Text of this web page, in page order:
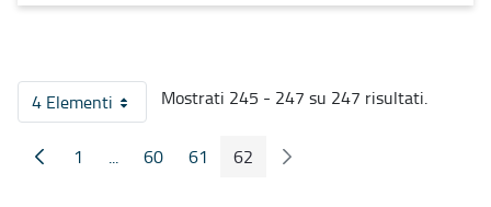
4 ElementiPer pagina
Mostrati 245 - 247 su 247 risultati.
Pagina Precedente
Pagina
1 ...
Pagine intermedie
Pagina
60 Pagina
61 Pagina
62 Pagina Seguente